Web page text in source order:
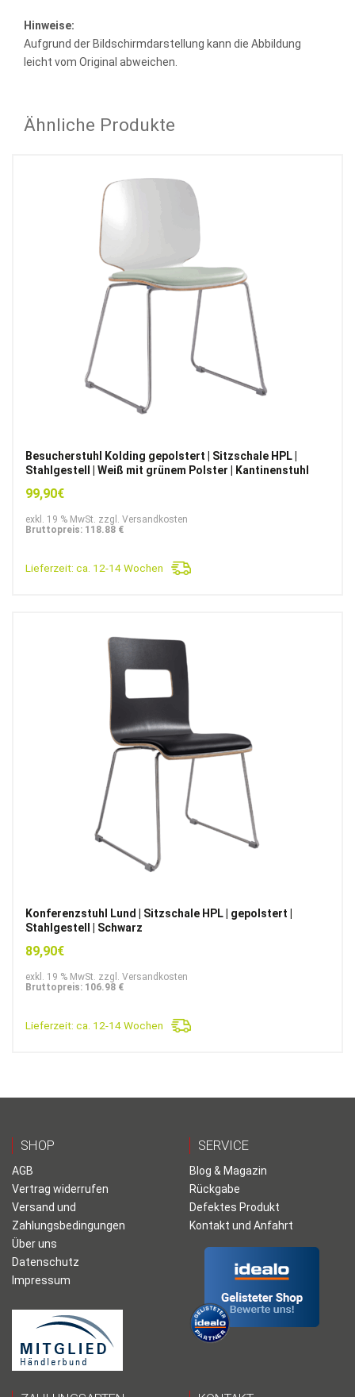
Hinweise:
Aufgrund der Bildschirmdarstellung kann die Abbildung
leicht vom Original abweichen.
Ähnliche Produkte
Besucherstuhl Kolding gepolstert | Sitzschale HPL |
Stahlgestell | Weiß mit grünem Polster | Kantinenstuhl
99,90€
exkl. 19 % MwSt. zzgl. Versandkosten
Bruttopreis: 118.88 €
Lieferzeit: ca. 12-14 Wochen
Konferenzstuhl Lund | Sitzschale HPL | gepolstert |
Stahlgestell | Schwarz
89,90€
exkl. 19 % MwSt. zzgl. Versandkosten
Bruttopreis: 106.98 €
Lieferzeit: ca. 12-14 Wochen
SHOP
AGB
Vertrag widerrufen
Versand und
Zahlungsbedingungen
Über uns
Datenschutz
Impressum
SERVICE
Blog & Magazin
Rückgabe
Defektes Produkt
Kontakt und Anfahrt